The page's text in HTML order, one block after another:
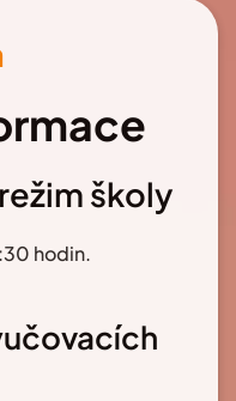
školy
hodin.